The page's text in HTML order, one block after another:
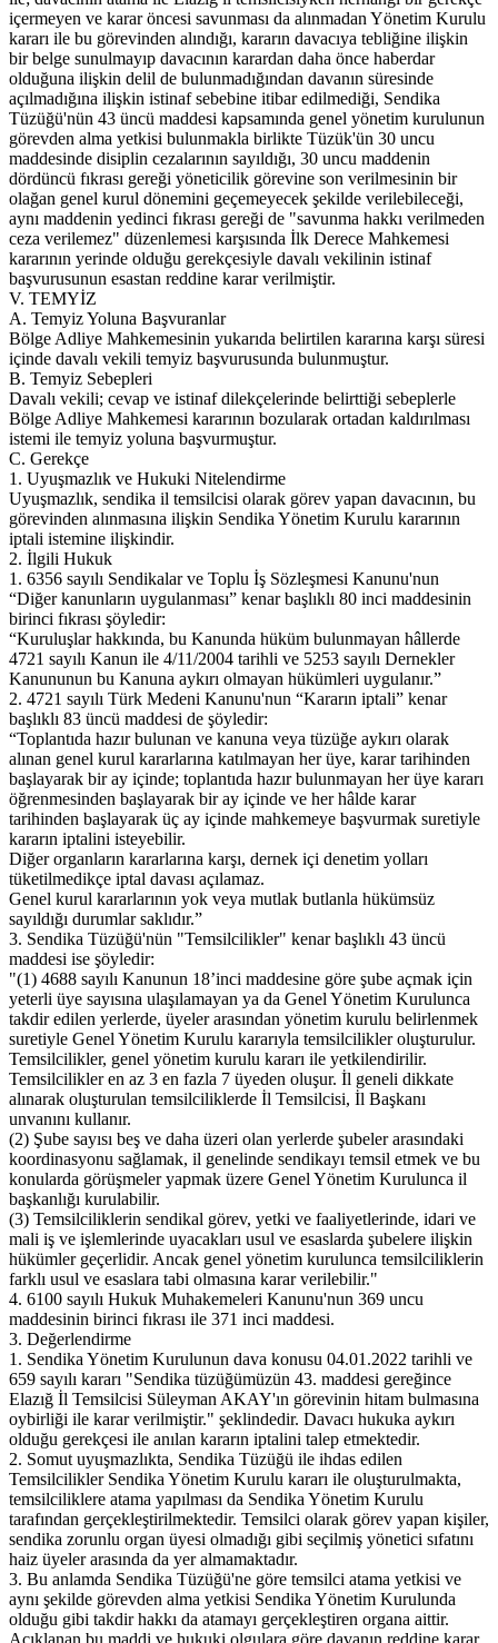
içermeyen ve karar öncesi savunması da alınmadan Yönetim Kurulu
kararı ile bu görevinden alındığı, kararın davacıya tebliğine ilişkin
bir belge sunulmayıp davacının karardan daha önce haberdar
olduğuna ilişkin delil de bulunmadığından davanın süresinde
açılmadığına ilişkin istinaf sebebine itibar edilmediği, Sendika
Tüzüğü'nün 43 üncü maddesi kapsamında genel yönetim kurulunun
görevden alma yetkisi bulunmakla birlikte Tüzük'ün 30 uncu
maddesinde disiplin cezalarının sayıldığı, 30 uncu maddenin
dördüncü fıkrası gereği yöneticilik görevine son verilmesinin bir
olağan genel kurul dönemini geçemeyecek şekilde verilebileceği,
aynı maddenin yedinci fıkrası gereği de "savunma hakkı verilmeden
ceza verilemez" düzenlemesi karşısında İlk Derece Mahkemesi
kararının yerinde olduğu gerekçesiyle davalı vekilinin istinaf
başvurusunun esastan reddine karar verilmiştir.
V. TEMYİZ
A. Temyiz Yoluna Başvuranlar
Bölge Adliye Mahkemesinin yukarıda belirtilen kararına karşı süresi
içinde davalı vekili temyiz başvurusunda bulunmuştur.
B. Temyiz Sebepleri
Davalı vekili; cevap ve istinaf dilekçelerinde belirttiği sebeplerle
Bölge Adliye Mahkemesi kararının bozularak ortadan kaldırılması
istemi ile temyiz yoluna başvurmuştur.
C. Gerekçe
1. Uyuşmazlık ve Hukuki Nitelendirme
Uyuşmazlık, sendika il temsilcisi olarak görev yapan davacının, bu
görevinden alınmasına ilişkin Sendika Yönetim Kurulu kararının
iptali istemine ilişkindir.
2. İlgili Hukuk
1. 6356 sayılı Sendikalar ve Toplu İş Sözleşmesi Kanunu'nun
“Diğer kanunların uygulanması” kenar başlıklı 80 inci maddesinin
birinci fıkrası şöyledir:
“Kuruluşlar hakkında, bu Kanunda hüküm bulunmayan hâllerde
4721 sayılı Kanun ile 4/11/2004 tarihli ve 5253 sayılı Dernekler
Kanununun bu Kanuna aykırı olmayan hükümleri uygulanır.”
2. 4721 sayılı Türk Medeni Kanunu'nun “Kararın iptali” kenar
başlıklı 83 üncü maddesi de şöyledir:
“Toplantıda hazır bulunan ve kanuna veya tüzüğe aykırı olarak
alınan genel kurul kararlarına katılmayan her üye, karar tarihinden
başlayarak bir ay içinde; toplantıda hazır bulunmayan her üye kararı
öğrenmesinden başlayarak bir ay içinde ve her hâlde karar
tarihinden başlayarak üç ay içinde mahkemeye başvurmak suretiyle
kararın iptalini isteyebilir.
Diğer organların kararlarına karşı, dernek içi denetim yolları
tüketilmedikçe iptal davası açılamaz.
Genel kurul kararlarının yok veya mutlak butlanla hükümsüz
sayıldığı durumlar saklıdır.”
3. Sendika Tüzüğü'nün "Temsilcilikler" kenar başlıklı 43 üncü
maddesi ise şöyledir:
"(1) 4688 sayılı Kanunun 18’inci maddesine göre şube açmak için
yeterli üye sayısına ulaşılamayan ya da Genel Yönetim Kurulunca
takdir edilen yerlerde, üyeler arasından yönetim kurulu belirlenmek
suretiyle Genel Yönetim Kurulu kararıyla temsilcilikler oluşturulur.
Temsilcilikler, genel yönetim kurulu kararı ile yetkilendirilir.
Temsilcilikler en az 3 en fazla 7 üyeden oluşur. İl geneli dikkate
alınarak oluşturulan temsilciliklerde İl Temsilcisi, İl Başkanı
unvanını kullanır.
(2) Şube sayısı beş ve daha üzeri olan yerlerde şubeler arasındaki
koordinasyonu sağlamak, il genelinde sendikayı temsil etmek ve bu
konularda görüşmeler yapmak üzere Genel Yönetim Kurulunca il
başkanlığı kurulabilir.
(3) Temsilciliklerin sendikal görev, yetki ve faaliyetlerinde, idari ve
mali iş ve işlemlerinde uyacakları usul ve esaslarda şubelere ilişkin
hükümler geçerlidir. Ancak genel yönetim kurulunca temsilciliklerin
farklı usul ve esaslara tabi olmasına karar verilebilir."
4. 6100 sayılı Hukuk Muhakemeleri Kanunu'nun 369 uncu
maddesinin birinci fıkrası ile 371 inci maddesi.
3. Değerlendirme
1. Sendika Yönetim Kurulunun dava konusu 04.01.2022 tarihli ve
659 sayılı kararı "Sendika tüzüğümüzün 43. maddesi gereğince
Elazığ İl Temsilcisi Süleyman AKAY'ın görevinin hitam bulmasına
oybirliği ile karar verilmiştir." şeklindedir. Davacı hukuka aykırı
olduğu gerekçesi ile anılan kararın iptalini talep etmektedir.
2. Somut uyuşmazlıkta, Sendika Tüzüğü ile ihdas edilen
Temsilcilikler Sendika Yönetim Kurulu kararı ile oluşturulmakta,
temsilciliklere atama yapılması da Sendika Yönetim Kurulu
tarafından gerçekleştirilmektedir. Temsilci olarak görev yapan kişiler,
sendika zorunlu organ üyesi olmadığı gibi seçilmiş yönetici sıfatını
haiz üyeler arasında da yer almamaktadır.
3. Bu anlamda Sendika Tüzüğü'ne göre temsilci atama yetkisi ve
aynı şekilde görevden alma yetkisi Sendika Yönetim Kurulunda
olduğu gibi takdir hakkı da atamayı gerçekleştiren organa aittir.
Açıklanan bu maddi ve hukuki olgulara göre davanın reddine karar